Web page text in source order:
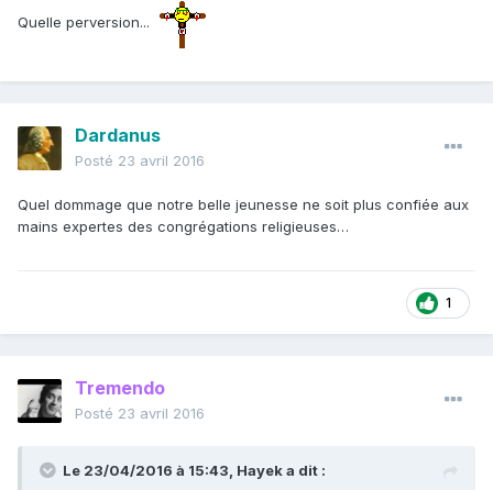
Quelle perversion...
Dardanus
Posté 23 avril 2016
Quel dommage que notre belle jeunesse ne soit plus confiée aux
mains expertes des congrégations religieuses…
1
Tremendo
Posté 23 avril 2016
Le 23/04/2016 à 15:43, Hayek a dit :